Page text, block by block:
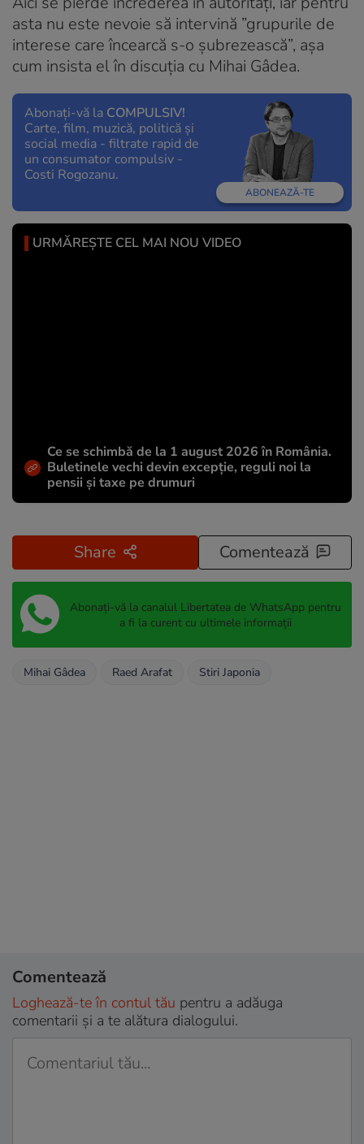
asta nu este nevoie să intervină ”grupurile de
interese care încearcă s-o șubrezească”, așa
cum insista el în discuția cu Mihai Gâdea.
Abonați-vă la COMPULSIV!
Carte, film, muzică, politică și
social media - filtrate rapid de
un consumator compulsiv -
Costi Rogozanu.
ABONEAZĂ-TE
URMĂREȘTE CEL MAI NOU VIDEO
Ce se schimbă de la 1 august 2026 în România.
Buletinele vechi devin excepție, reguli noi la
pensii și taxe pe drumuri
Share Comentează
Abonați-vă la canalul Libertatea de WhatsApp pentru
a fi la curent cu ultimele informații
Mihai Gâdea Raed Arafat Stiri Japonia
Comentează
Loghează-te în contul tău pentru a adăuga
comentarii și a te alătura dialogului.